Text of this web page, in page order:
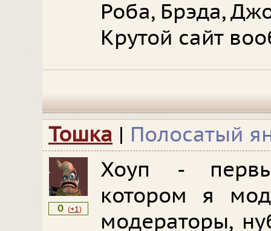
Роба, Брэда,
Крутой сайт
Тошка | Полосатый
0 (+1)
Хоуп -
котором я
модераторы,